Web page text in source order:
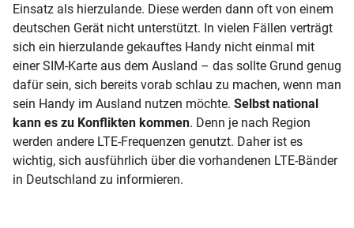
Einsatz als hierzulande. Diese werden dann oft von einem
deutschen Gerät nicht unterstützt. In vielen Fällen verträgt
sich ein hierzulande gekauftes Handy nicht einmal mit
einer SIM-Karte aus dem Ausland – das sollte Grund genug
dafür sein, sich bereits vorab schlau zu machen, wenn man
sein Handy im Ausland nutzen möchte. Selbst national
kann es zu Konflikten kommen. Denn je nach Region
werden andere LTE-Frequenzen genutzt. Daher ist es
wichtig, sich ausführlich über die vorhandenen LTE-Bänder
in Deutschland zu informieren.